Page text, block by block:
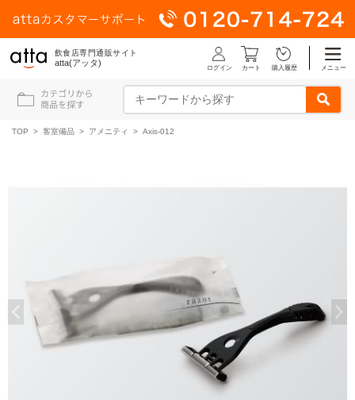
飲食店専門通販サイト
atta(アッタ) ログイン カート 購入履歴 メニュー
TOP > 客室備品 > アメニティ > Axis-012